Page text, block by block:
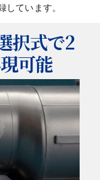
しています。
択式で2
可能